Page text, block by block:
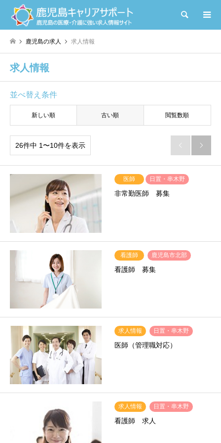
検索
鹿児島の求人 求人情報
求人情報
並べ替え条件
新しい順 古い順 閲覧数順
26件中 1〜10件を表示  
医師 日置・串木野
非常勤医師 募集
看護師 鹿児島市北部
看護師 募集
求人情報 日置・串木野
医師（管理職対応）
求人情報 日置・串木野
看護師 求人